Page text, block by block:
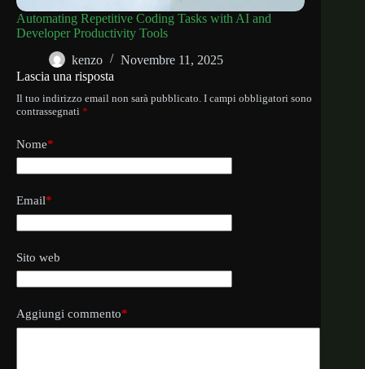
Automating Repetitive Coding Tasks with AI and
Developer Productivity Tools
kenzo
Novembre 11, 2025
Lascia una risposta
Il tuo indirizzo email non sarà pubblicato. I campi obbligatori sono
contrassegnati *
Nome*
Email*
Sito web
Aggiungi commento*